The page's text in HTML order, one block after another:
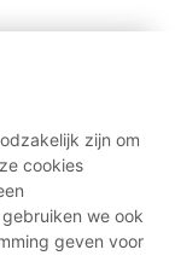
zijn om
cookies
we ook
geven voor